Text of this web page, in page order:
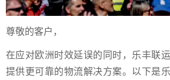
尊敬的客户，
在应对欧洲时效延误的同时，乐丰联
提供更可靠的物流解决方案。以下是